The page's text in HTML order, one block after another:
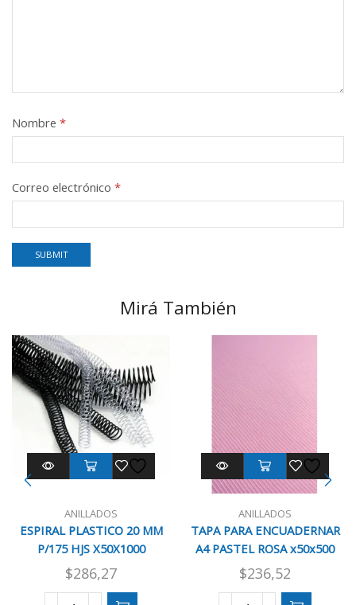
Nombre *
Correo electrónico *
Mirá También
ANILLADOS
ESPIRAL PLASTICO 20 MM
P/175 HJS X50X1000
$286,27
ANILLADOS
TAPA PARA ENCUADERNAR
A4 PASTEL ROSA x50x500
$236,52